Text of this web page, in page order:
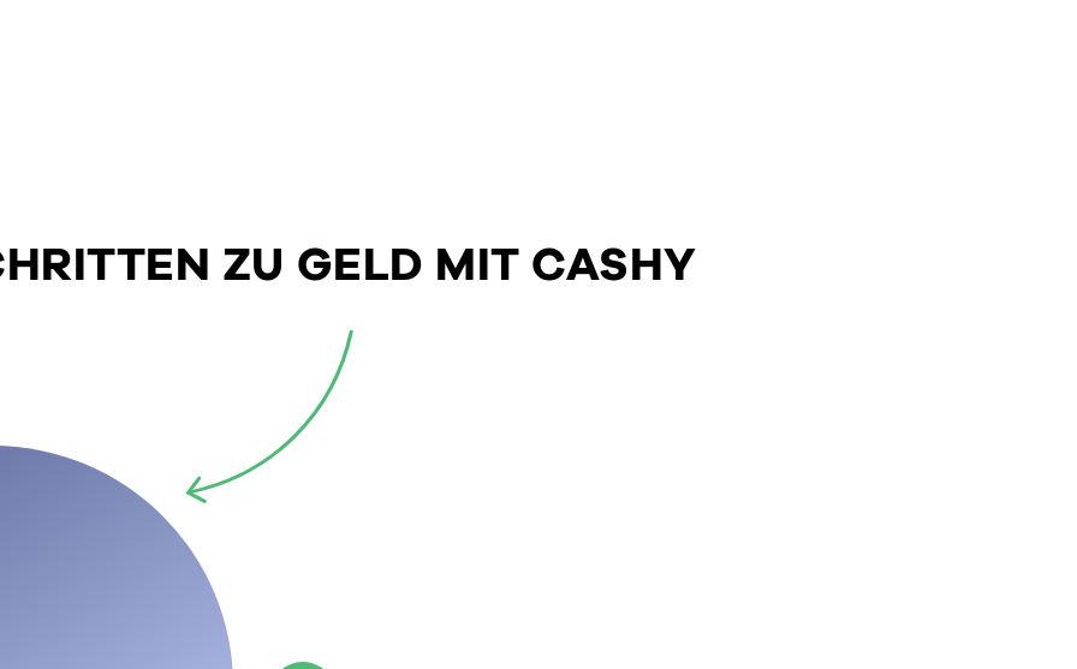
ZU GELD MIT CASHY